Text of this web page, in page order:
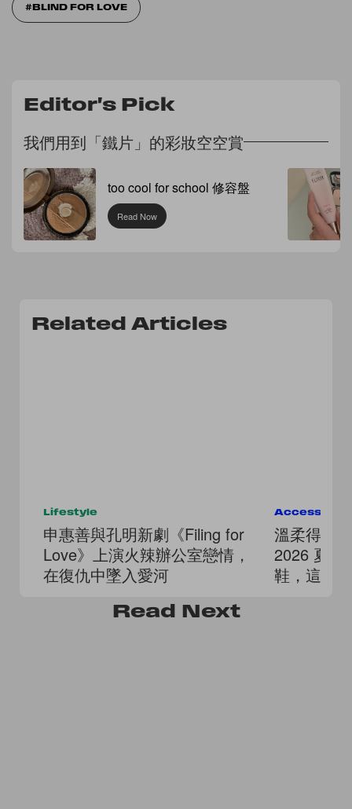
BLIND FOR LOVE
Editor's Pick
我們用到「鐵片」的彩妝空空賞
too cool for school 修容盤
Read Now
Related Articles
Lifestyle
申惠善與孔明新劇《Filing for
Love》上演火辣辦公室戀情，
在復仇中墜入愛河
溫柔得讓
2026 夏季
鞋，這雙
Read Next